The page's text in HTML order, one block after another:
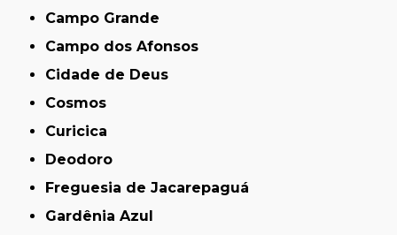
Campo Grande
Campo dos Afonsos
Cidade de Deus
Cosmos
Curicica
Deodoro
Freguesia de Jacarepaguá
Gardênia Azul